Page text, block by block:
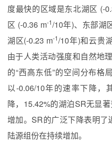
度最快的区域是东北湖区 (-
区 (-0.36 m-1/10年)、东部湖
湖区(-0.23 m-1/10年)和云贵
由于人类活动强度和自然地
的“西高东低”的空间分布格
以-0.06/10年的速率下降，
降， 15.42%的湖泊SR无显
增加。SR的广泛下降表明了
陆源组份在持续增加。